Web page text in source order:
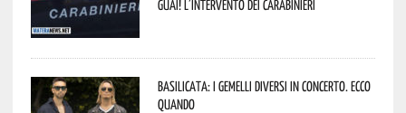
guai! L’intervento dei Carabinieri
Basilicata: i Gemelli DiVersi in concerto. Ecco
quando